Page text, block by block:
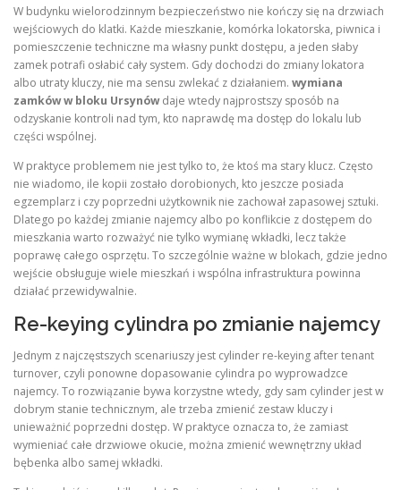
W budynku wielorodzinnym bezpieczeństwo nie kończy się na drzwiach
wejściowych do klatki. Każde mieszkanie, komórka lokatorska, piwnica i
pomieszczenie techniczne ma własny punkt dostępu, a jeden słaby
zamek potrafi osłabić cały system. Gdy dochodzi do zmiany lokatora
albo utraty kluczy, nie ma sensu zwlekać z działaniem. wymiana
zamków w bloku Ursynówdaje wtedy najprostszy sposób na
odzyskanie kontroli nad tym, kto naprawdę ma dostęp do lokalu lub
części wspólnej.
W praktyce problemem nie jest tylko to, że ktoś ma stary klucz. Często
nie wiadomo, ile kopii zostało dorobionych, kto jeszcze posiada
egzemplarz i czy poprzedni użytkownik nie zachował zapasowej sztuki.
Dlatego po każdej zmianie najemcy albo po konflikcie z dostępem do
mieszkania warto rozważyć nie tylko wymianę wkładki, lecz także
poprawę całego osprzętu. To szczególnie ważne w blokach, gdzie jedno
wejście obsługuje wiele mieszkań i wspólna infrastruktura powinna
działać przewidywalnie.
Re-keying cylindra po zmianie najemcy
Jednym z najczęstszych scenariuszy jest cylinder re-keying after tenant
turnover, czyli ponowne dopasowanie cylindra po wyprowadzce
najemcy. To rozwiązanie bywa korzystne wtedy, gdy sam cylinder jest w
dobrym stanie technicznym, ale trzeba zmienić zestaw kluczy i
unieważnić poprzedni dostęp. W praktyce oznacza to, że zamiast
wymieniać całe drzwiowe okucie, można zmienić wewnętrzny układ
bębenka albo samej wkładki.